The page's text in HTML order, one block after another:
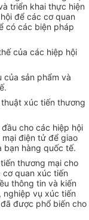
triển khai thực hiện
để các cơ quan
có các biện pháp
của các hiệp hội
của sản phẩm và
xúc tiến thương
cho các hiệp hội
điện tử để giao
bạn hàng quốc tế.
thương mại cho
quan xúc tiến
thông tin và kiến
vụ xúc tiến
được phổ biến cho